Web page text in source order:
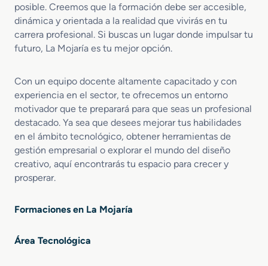
posible. Creemos que la formación debe ser accesible,
dinámica y orientada a la realidad que vivirás en tu
carrera profesional. Si buscas un lugar donde impulsar tu
futuro, La Mojaría es tu mejor opción.
Con un equipo docente altamente capacitado y con
experiencia en el sector, te ofrecemos un entorno
motivador que te preparará para que seas un profesional
destacado. Ya sea que desees mejorar tus habilidades
en el ámbito tecnológico, obtener herramientas de
gestión empresarial o explorar el mundo del diseño
creativo, aquí encontrarás tu espacio para crecer y
prosperar.
Formaciones en La Mojaría
Área Tecnológica